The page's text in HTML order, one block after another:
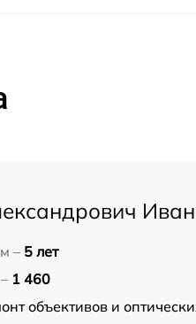
– 5 лет
1 460
объективов и